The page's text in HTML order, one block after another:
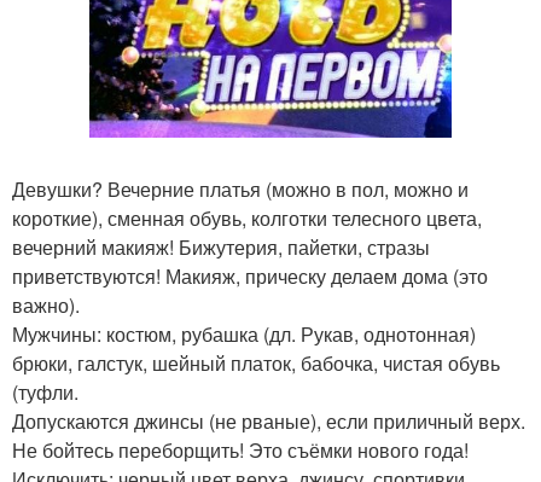
Девушки? Вечерние платья (можно в пол, можно и
короткие), сменная обувь, колготки телесного цвета,
вечерний макияж! Бижутерия, пайетки, стразы
приветствуются! Макияж, прическу делаем дома (это
важно).
Мужчины: костюм, рубашка (дл. Рукав, однотонная)
брюки, галстук, шейный платок, бабочка, чистая обувь
(туфли.
Допускаются джинсы (не рваные), если приличный верх.
Не бойтесь переборщить! Это съёмки нового года!